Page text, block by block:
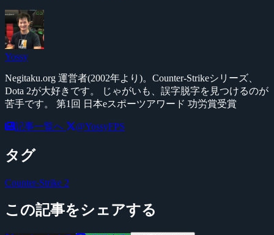
Yossy
Negitaku.org 運営者(2002年より)。Counter-Strikeシリーズ、
Dota 2が大好きです。 じゃがいも、誤字脱字を見つけるのが
苦手です。 第1回 日本eスポーツアワード 功労賞受賞
記事一覧へ @YossyFPS
タグ
Counter-Strike 2
この記事をシェアする